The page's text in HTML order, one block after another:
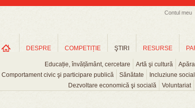
Contul meu
DESPRE COMPETIȚIE ŞTIRI
Educație, învățământ, cercetare Artă şi cultură
Comportament civic şi participare publică
Sănătate Incluziune
Dezvoltare economică şi socială
Voluntariat
RESURSE